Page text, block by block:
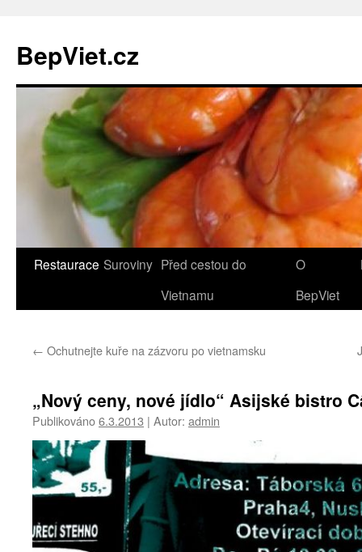
BepViet.cz
Přejít
webu
Restaurace Suroviny Před cestou do
Vietnamu
O
BepViet
← Ochutnejte kuře na zázvoru po vietnamsku
„Nový ceny, nové jídlo“ Asijské bistro
Publikováno6.3.2013 | Autor: admin